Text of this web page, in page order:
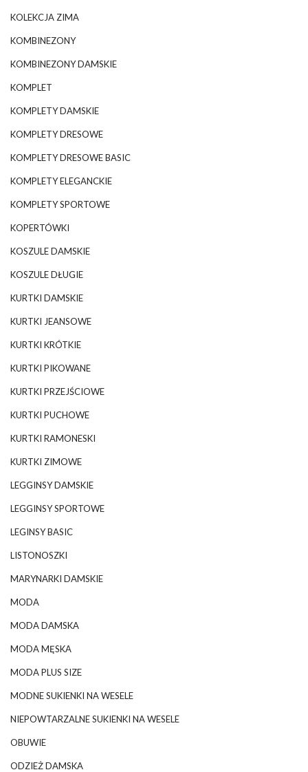
KOLEKCJA ZIMA
KOMBINEZONY
KOMBINEZONY DAMSKIE
KOMPLET
KOMPLETY DAMSKIE
KOMPLETY DRESOWE
KOMPLETY DRESOWE BASIC
KOMPLETY ELEGANCKIE
KOMPLETY SPORTOWE
KOPERTÓWKI
KOSZULE DAMSKIE
KOSZULE DŁUGIE
KURTKI DAMSKIE
KURTKI JEANSOWE
KURTKI KRÓTKIE
KURTKI PIKOWANE
KURTKI PRZEJŚCIOWE
KURTKI PUCHOWE
KURTKI RAMONESKI
KURTKI ZIMOWE
LEGGINSY DAMSKIE
LEGGINSY SPORTOWE
LEGINSY BASIC
LISTONOSZKI
MARYNARKI DAMSKIE
MODA
MODA DAMSKA
MODA MĘSKA
MODA PLUS SIZE
MODNE SUKIENKI NA WESELE
NIEPOWTARZALNE SUKIENKI NA WESELE
OBUWIE
ODZIEŻ DAMSKA